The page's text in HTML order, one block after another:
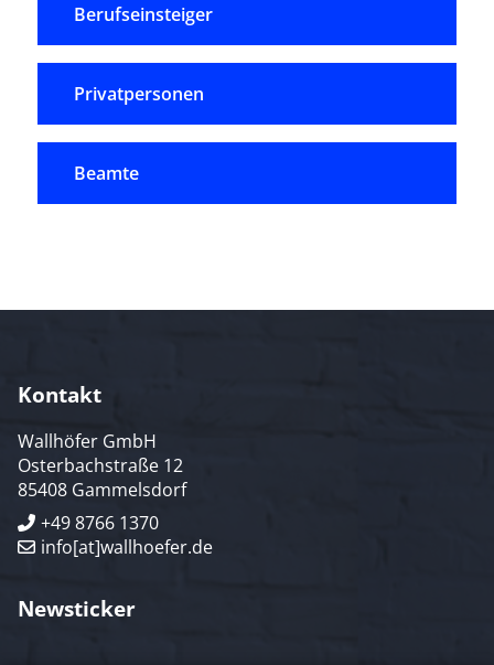
Berufseinsteiger
Privatpersonen
Beamte
Kontakt
Wallhöfer GmbH
Osterbachstraße 12
85408 Gammelsdorf
+49 8766 1370
info[at]wallhoefer.de
Newsticker